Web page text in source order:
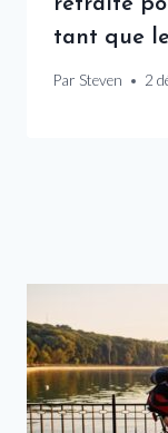
tant que
Par Steven 2